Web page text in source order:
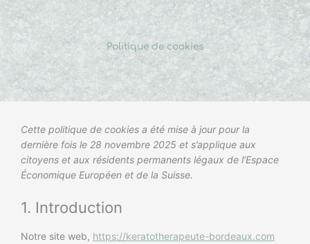
Politique de cookies
Cette politique de cookies a été mise à jour pour la
dernière fois le 28 novembre 2025 et s’applique aux
citoyens et aux résidents permanents légaux de l’Espace
Économique Européen et de la Suisse.
1. Introduction
Notre site web, https://keratotherapeute-bordeaux.com
Consent
to
service